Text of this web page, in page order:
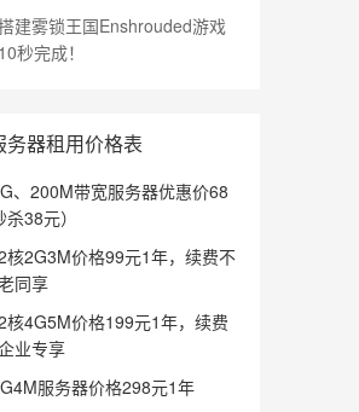
搭建雾锁王国Enshrouded游戏
秒完成！
务器租用价格表
、200M带宽服务器优惠价68
38元）
核2G3M价格99元1年，续费不
同享
核4G5M价格199元1年，续费
业专享
服务器价格298元1年